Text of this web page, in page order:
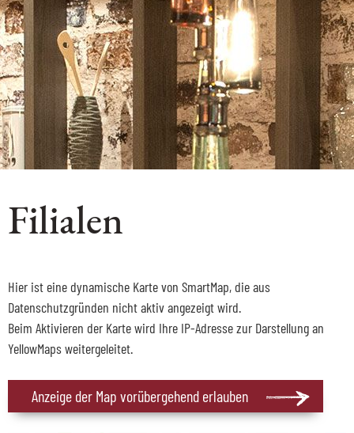
Filialen
Hier ist eine dynamische Karte von SmartMap, die aus
Datenschutzgründen nicht aktiv angezeigt wird.
Beim Aktivieren der Karte wird Ihre IP-Adresse zur Darstellung an
YellowMaps weitergeleitet.
Anzeige der Map vorübergehend erlauben